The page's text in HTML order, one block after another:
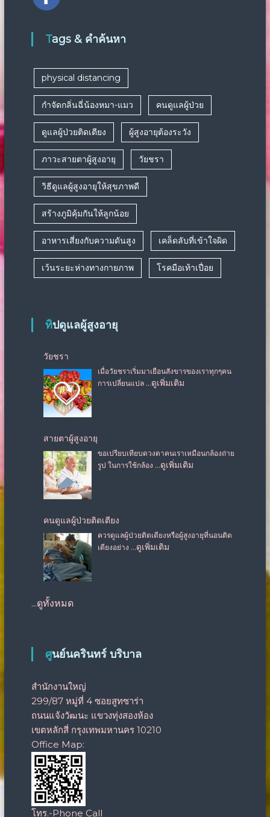
Tags & คำค้นหา
physical distancing
กำจัดกลิ่นฉี่น้องหมา-แมว คนดูแลผู้ป่วย
ดูแลผู้ป่วยติดเตียง ผู้สูงอายุต้องระวัง
ภาวะสายตาผู้สูงอายุ วัยชรา
วิธีดูแลผู้สูงอายุให้สุขภาพดี
สร้างภูมิคุ้มกันให้ลูกน้อย
อาหารเสี่ยงกับความดันสูง เคล็ดลับที่เข้าใจผิด
เว้นระยะห่างทางกายภาพ โรคมือเท้าเปื่อย
ทิปดูแลผู้สูงอายุ
วัยชรา
เมื่อวัยชราเริ่มมาเยือนสังขารของเราทุกๆคน
การเปลี่ยนแปล …ดูเพิ่มเติม
สายตาผู้สูงอายุ
ขอเปรียบเทียบดวงตาคนเราเหมือนกล้องถ่าย
รูป ในการใช้กล้อง …ดูเพิ่มเติม
คนดูแลผู้ป่วยติดเตียง
ควรดูแลผู้ป่วยติดเตียงหรือผู้สูงอายุที่นอนติด
เตียงอย่าง …ดูเพิ่มเติม
...ดูทั้งหมด
ศูนย์นครินทร์ บริบาล
สำนักงานใหญ่
299/87 หมู่ที่ 4 ซอยสูทซาร่า
ถนนแจ้งวัฒนะ แขวงทุ่งสองห้อง
เขตหลักสี่ กรุงเทพมหานคร 10210
Office Map:
โทร.-Phone Call